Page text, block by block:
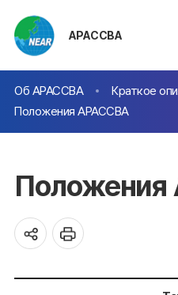
АРАССВА
Об АРАССВА
Краткое
Положения АРАССВА